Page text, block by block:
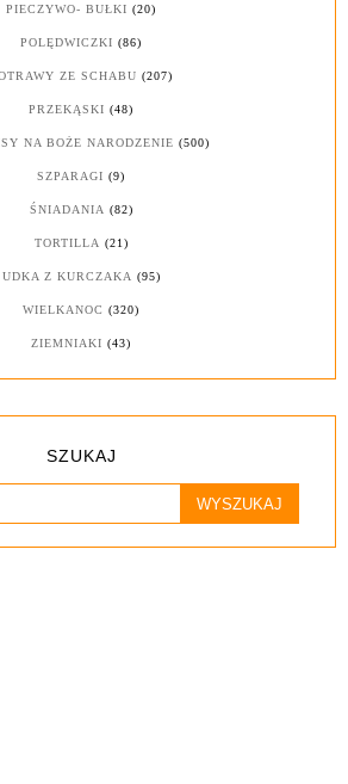
PIECZYWO- BUŁKI (20)
POLĘDWICZKI (86)
ZE SCHABU (207)
PRZEKĄSKI (48)
NA BOŻE NARODZENIE (500)
SZPARAGI (9)
ŚNIADANIA (82)
TORTILLA (21)
UDKA Z KURCZAKA (95)
WIELKANOC (320)
ZIEMNIAKI (43)
SZUKAJ